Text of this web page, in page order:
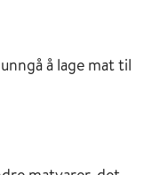
å lage mat til